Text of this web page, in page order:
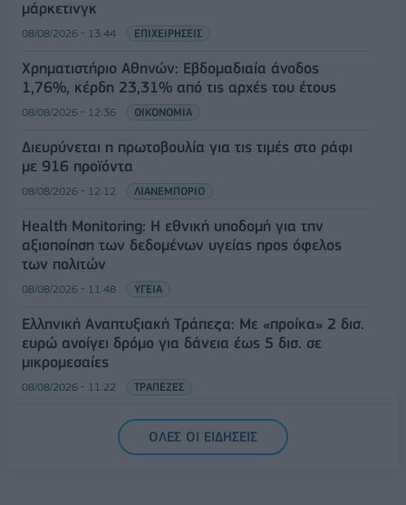
μάρκετινγκ
08/08/2026 - 13:44 ΕΠΙΧΕΙΡΗΣΕΙΣ
Χρηματιστήριο Αθηνών: Εβδομαδιαία άνοδος
1,76%, κέρδη 23,31% από τις αρχές του έτους
08/08/2026 - 12:36 ΟΙΚΟΝΟΜΙΑ
Διευρύνεται η πρωτοβουλία για τις τιμές στο ράφι
με 916 προϊόντα
08/08/2026 - 12:12 ΛΙΑΝΕΜΠΟΡΙΟ
Health Monitoring: Η εθνική υποδομή για την
αξιοποίηση των δεδομένων υγείας προς όφελος
των πολιτών
08/08/2026 - 11:48 ΥΓΕΙΑ
Ελληνική Αναπτυξιακή Τράπεζα: Με «προίκα» 2 δισ.
ευρώ ανοίγει δρόμο για δάνεια έως 5 δισ. σε
μικρομεσαίες
08/08/2026 - 11:22 ΤΡΑΠΕΖΕΣ
5G παντού, 6G στον ορίζοντα: Πού βρίσκεται η
Ελλάδα στη μεγάλη τεχνολογική μετάβαση
ΟΛΕΣ ΟΙ ΕΙΔΗΣΕΙΣ